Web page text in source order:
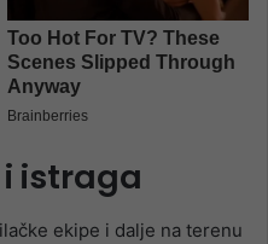
istraga
ekipe i dalje na terenu